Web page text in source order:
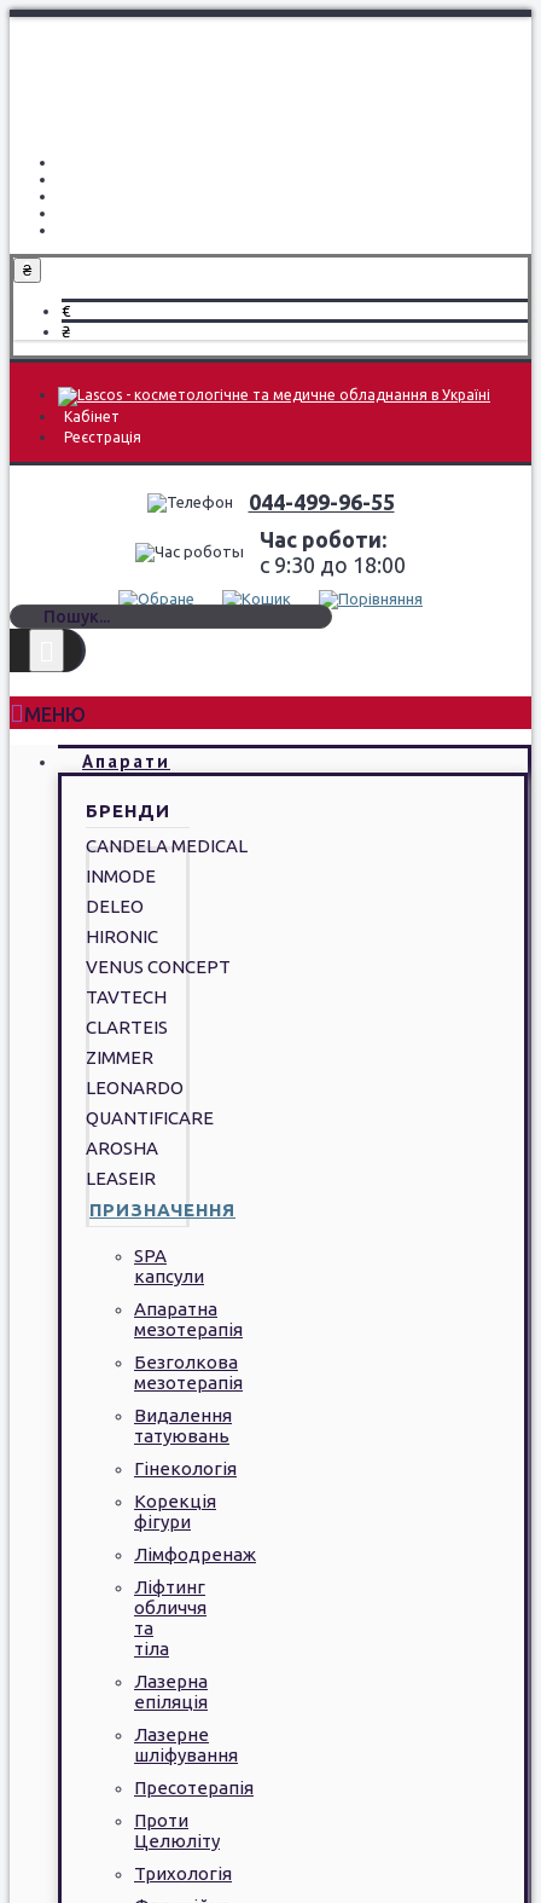
₴
€
₴
Кабінет
Реєстрація
044-499-96-55
Час роботи:
c 9:30 до 18:00
МЕНЮ
Апарати
БРЕНДИ
CANDELA MEDICAL
INMODE
DELEO
HIRONIC
VENUS CONCEPT
TAVTECH
CLARTEIS
ZIMMER
LEONARDO
QUANTIFICARE
AROSHA
LEASEIR
ПРИЗНАЧЕННЯ
SPA
капсули
Апаратна
мезотерапія
Безголкова
мезотерапія
Видалення
татуювань
Гінекологія
Корекція
фігури
Лімфодренаж
Ліфтинг
обличчя
та
тіла
Лазерна
епіляція
Лазерне
шліфування
Пресотерапія
Проти
Целюліту
Трихологія